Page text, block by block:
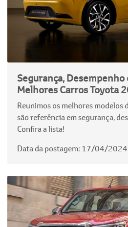
Segurança, Desempenho
Melhores Carros Toyota
Reunimos os melhores modelos
são referência em segurança,
Confira a lista!
Data da postagem: 17/04/2024